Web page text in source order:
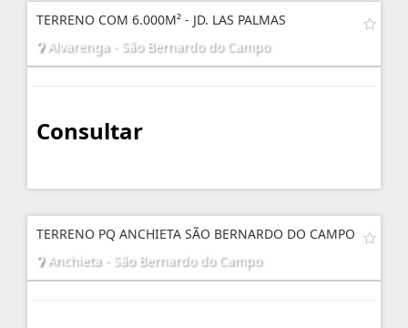
TERRENO COM 6.000M² - JD. LAS PALMAS
Alvarenga - São Bernardo do Campo
Consultar
TERRENO PQ ANCHIETA SÃO BERNARDO DO CAMPO
Anchieta - São Bernardo do Campo